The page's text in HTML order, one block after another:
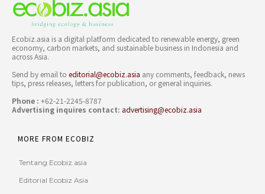
Ecobiz.asia is a digital platform dedicated to renewable energy, green
economy, carbon markets, and sustainable business in Indonesia and
across Asia.
Send by email to editorial@ecobiz.asia any comments, feedback, news
tips, press releases, letters for publication, or general inquiries.
Phone : +62-21-2245-8787
Advertising inquires contact: advertising@ecobiz.asia
MORE FROM ECOBIZ
Tentang Ecobiz.asia
Editorial Ecobiz Asia